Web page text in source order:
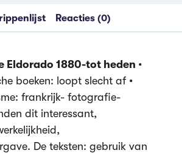
Reacties (0)
Eldorado 1880-tot heden •
boeken: loopt slecht af •
frankrijk- fotografie-
dit interessant,
De teksten: gebruik van